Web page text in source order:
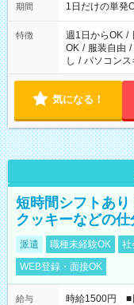
期間 1日だけの単
特徴 週1日からOK /
OK / 服装自由 /
し / パソコンス
気になる！
短時間シフトあ
クッキーなどの仕
派遣 職種未経験OK 社
WEB登録・面接OK
給与
時給1500円 ■